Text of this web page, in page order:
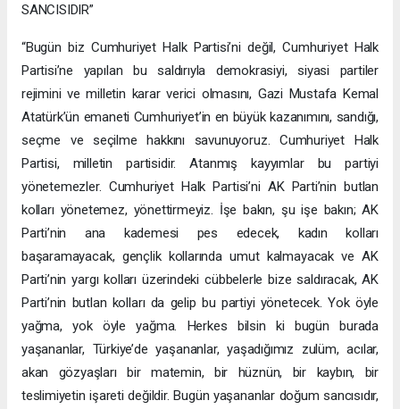
SANCISIDIR”
“Bugün biz Cumhuriyet Halk Partisi’ni değil, Cumhuriyet Halk
Partisi’ne yapılan bu saldırıyla demokrasiyi, siyasi partiler
rejimini ve milletin karar verici olmasını, Gazi Mustafa Kemal
Atatürk’ün emaneti Cumhuriyet’in en büyük kazanımını, sandığı,
seçme ve seçilme hakkını savunuyoruz. Cumhuriyet Halk
Partisi, milletin partisidir. Atanmış kayyımlar bu partiyi
yönetemezler. Cumhuriyet Halk Partisi’ni AK Parti’nin butlan
kolları yönetemez, yönettirmeyiz. İşe bakın, şu işe bakın; AK
Parti’nin ana kademesi pes edecek, kadın kolları
başaramayacak, gençlik kollarında umut kalmayacak ve AK
Parti’nin yargı kolları üzerindeki cübbelerle bize saldıracak, AK
Parti’nin butlan kolları da gelip bu partiyi yönetecek. Yok öyle
yağma, yok öyle yağma. Herkes bilsin ki bugün burada
yaşananlar, Türkiye’de yaşananlar, yaşadığımız zulüm, acılar,
akan gözyaşları bir matemin, bir hüznün, bir kaybın, bir
teslimiyetin işareti değildir. Bugün yaşananlar doğum sancısıdır,